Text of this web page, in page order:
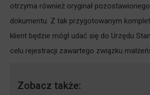
otrzyma również oryginał
dokumentu. Z tak przygotowanym
klient będzie mógł udać się do Urzędu
celu rejestracji zawartego związku
Zobacz także: